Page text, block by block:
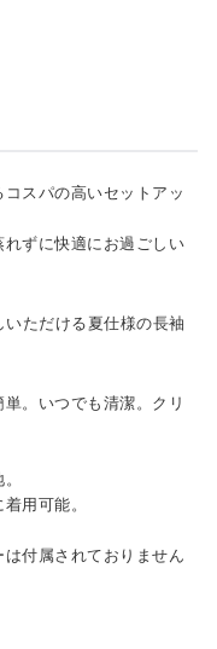
スパの高いセットアッ
ずに快適にお過ごしい
ただける夏仕様の長袖
。いつでも清潔。クリ
用可能。
付属されておりません